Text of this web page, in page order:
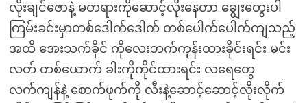
လိုးချင်ဇောနဲ့ မတရားကိုဆောင့်လိုးနေတာ ချွေးတွေးပါ
ကြမ်းခင်းမှာတစ်ဒေါက်ဒေါက် တစ်ပေါက်ပေါက်ကျသည့်
အထိ အေးသက်ခိုင် ကိုလေးဘက်ကုန်းထားခိုင်းရင်း မင်း
လတ် တစ်ယောက် ခါးကိုကိုင်ထားရင်း လရေတွေ
လက်ကျန်နဲ့ စောက်ဖုက်ကို လီးနဲ့ဆောင့်ဆောင့်လိုးလိုက်